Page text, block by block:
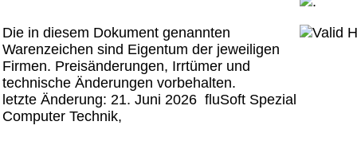
Die in diesem Dokument genannten
Warenzeichen sind Eigentum der jeweiligen
Firmen. Preisänderungen, Irrtümer und
technische Änderungen vorbehalten.
letzte Änderung: 21. Juni 2026 fluSoft Spezial
Computer Technik,